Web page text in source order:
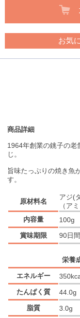
お気
商品詳細
1964年創業の銚子の老
じ。
旨味たっぷりの焼き魚
す。
原材料名
アジ(
（ア
内容量
100g
賞味期限
90日間
栄養
エネルギー
たんぱく質
44.0g
脂質
3.0g